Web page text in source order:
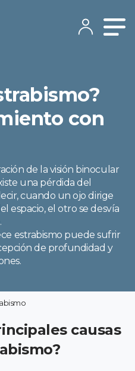
con
de la visión binocular
una pérdida del
cuando un ojo dirige
espacio, el otro se desvía
estrabismo puede sufrir
de profundidad y
causas